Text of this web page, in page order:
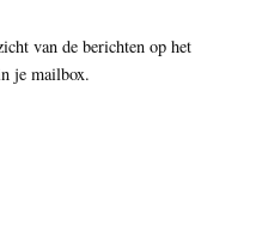
van de berichten op het
je mailbox.